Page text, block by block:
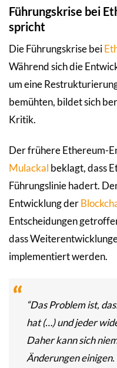
Führungskrise bei
spricht
Die Führungskrise bei
Während sich die
um eine
bemühten, bildet sich
Kritik.
Der frühere Ethereum-
Mulackal beklagt, dass
Führungslinie hadert.
Entwicklung der
Entscheidungen
dass
implementiert werden.
“Das Problem ist,
hat (…) und jeder
Daher kann sich
Änderungen